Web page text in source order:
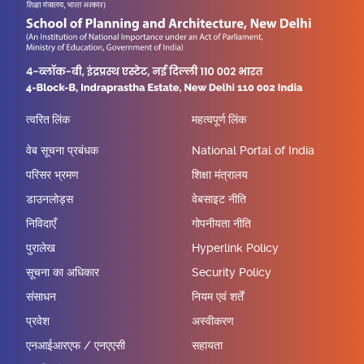
त्वरित लिंक
वेब सूचना प्रबंधक
परिसर भ्रमण
डाउनलोड्स
निविदाएँ
पुरालेख
सूचना का अधिकार
संसाधन
प्रवेश
एनआईआरएफ / एनएएसी
महत्वपूर्ण लिंक
National Portal of India
शिक्षा मंत्रालय
वेबसाइट नीति
गोपनीयता नीति
Hyperlink Policy
Security Policy
नियम एवं शर्तें
अस्वीकरण
सहायता